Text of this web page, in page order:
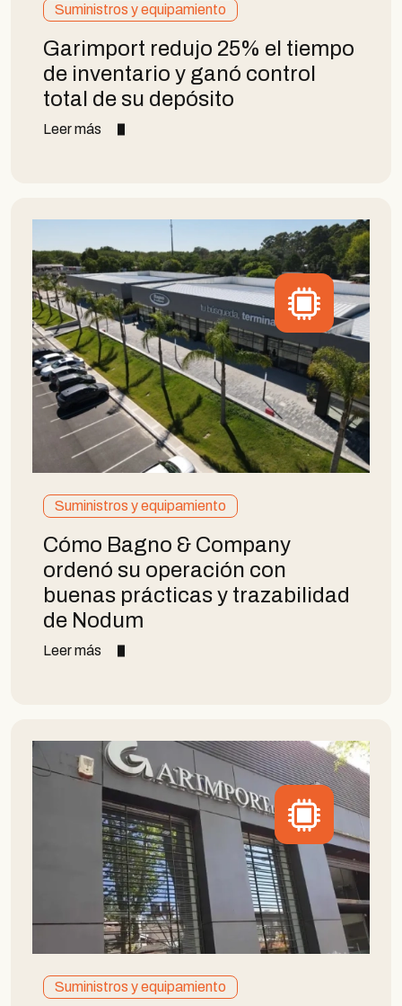
Suministros y equipamiento
Garimport redujo 25% el tiempo
de inventario y ganó control
total de su depósito
Leer más
Suministros y equipamiento
Cómo Bagno & Company
ordenó su operación con
buenas prácticas y trazabilidad
de Nodum
Leer más
Suministros y equipamiento